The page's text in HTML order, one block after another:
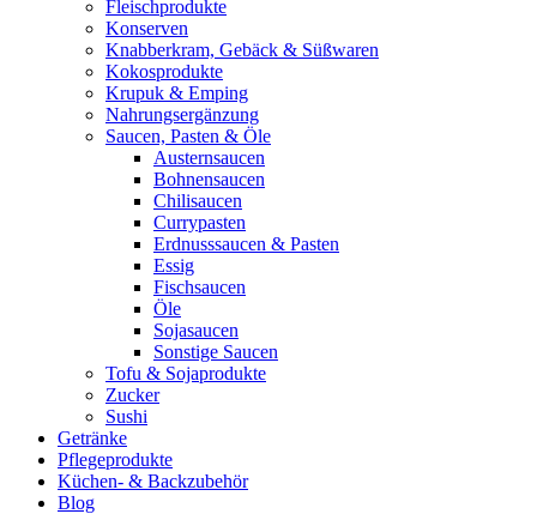
Fleischprodukte
Konserven
Knabberkram, Gebäck & Süßwaren
Kokosprodukte
Krupuk & Emping
Nahrungsergänzung
Saucen, Pasten & Öle
Austernsaucen
Bohnensaucen
Chilisaucen
Currypasten
Erdnusssaucen & Pasten
Essig
Fischsaucen
Öle
Sojasaucen
Sonstige Saucen
Tofu & Sojaprodukte
Zucker
Sushi
Getränke
Pflegeprodukte
Küchen- & Backzubehör
Blog